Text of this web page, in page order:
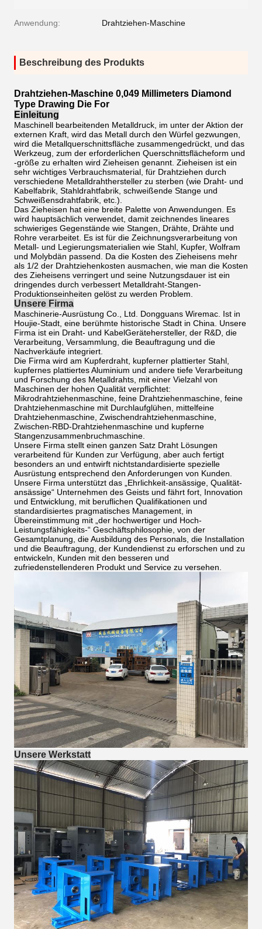
Anwendung: Drahtziehen-Maschine
Beschreibung des Produkts
Drahtziehen-Maschine 0,049 Millimeters Diamond
Type Drawing Die For
Einleitung
Maschinell bearbeitenden Metalldruck, im unter der Aktion der
externen Kraft, wird das Metall durch den Würfel gezwungen,
wird die Metallquerschnittsfläche zusammengedrückt, und das
Werkzeug, zum der erforderlichen Querschnittsflächeform und
-größe zu erhalten wird Zieheisen genannt. Zieheisen ist ein
sehr wichtiges Verbrauchsmaterial, für Drahtziehen durch
verschiedene Metalldrahthersteller zu sterben (wie Draht- und
Kabelfabrik, Stahldrahtfabrik, schweißende Stange und
Schweißensdrahtfabrik, etc.).
Das Zieheisen hat eine breite Palette von Anwendungen. Es
wird hauptsächlich verwendet, damit zeichnendes lineares
schwieriges Gegenstände wie Stangen, Drähte, Drähte und
Rohre verarbeitet. Es ist für die Zeichnungsverarbeitung von
Metall- und Legierungsmaterialien wie Stahl, Kupfer, Wolfram
und Molybdän passend. Da die Kosten des Zieheisens mehr
als 1/2 der Drahtziehenkosten ausmachen, wie man die Kosten
des Zieheisens verringert und seine Nutzungsdauer ist ein
dringendes durch verbessert Metalldraht-Stangen-
Produktionseinheiten gelöst zu werden Problem.
Unsere Firma
Maschinerie-Ausrüstung Co., Ltd. Dongguans Wiremac. Ist in
Houjie-Stadt, eine berühmte historische Stadt in China. Unsere
Firma ist ein Draht- und KabelGerätehersteller, der R&D, die
Verarbeitung, Versammlung, die Beauftragung und die
Nachverkäufe integriert.
Die Firma wird am Kupferdraht, kupferner plattierter Stahl,
kupfernes plattiertes Aluminium und andere tiefe Verarbeitung
und Forschung des Metalldrahts, mit einer Vielzahl von
Maschinen der hohen Qualität verpflichtet:
Mikrodrahtziehenmaschine, feine Drahtziehenmaschine, feine
Drahtziehenmaschine mit Durchlaufglühen, mittelfeine
Drahtziehenmaschine, Zwischendrahtziehenmaschine,
Zwischen-RBD-Drahtziehenmaschine und kupferne
Stangenzusammenbruchmaschine.
Unsere Firma stellt einen ganzen Satz Draht Lösungen
verarbeitend für Kunden zur Verfügung, aber auch fertigt
besonders an und entwirft nichtstandardisierte spezielle
Ausrüstung entsprechend den Anforderungen von Kunden.
Unsere Firma unterstützt das „Ehrlichkeit-ansässige, Qualität-
ansässige“ Unternehmen des Geists und fährt fort, Innovation
und Entwicklung, mit beruflichen Qualifikationen und
standardisiertes pragmatisches Management, in
Übereinstimmung mit „der hochwertiger und Hoch-
Leistungsfähigkeits-“ Geschäftsphilosophie, von der
Gesamtplanung, die Ausbildung des Personals, die Installation
und die Beauftragung, der Kundendienst zu erforschen und zu
entwickeln, Kunden mit den besseren und
zufriedenstellenderen Produkt und Service zu versehen.
Unsere Werkstatt